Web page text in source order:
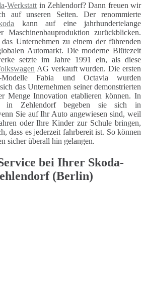
-Werkstatt in Zehlendorf? Dann freuen wir
auf unseren Seiten. Der renommierte
kann auf eine jahrhundertelange
Maschinenbauproduktion zurückblicken.
Unternehmen zu einem der führenden
Automarkt. Die moderne Blütezeit
setzte im Jahre 1991 ein, als diese
AG verkauft wurden. Die ersten
Modelle Fabia und Octavia wurden
das Unternehmen seiner demonstrierten
Menge Innovation etablieren können. In
Zehlendorf begeben sie sich in
Sie auf Ihr Auto angewiesen sind, weil
oder Ihre Kinder zur Schule bringen,
dass es jederzeit fahrbereit ist. So können
sicher überall hin gelangen.
bei Ihrer Skoda-
(Berlin)